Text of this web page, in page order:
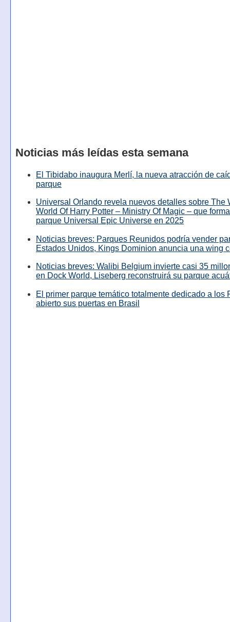
Noticias más leídas esta semana
El Tibidabo inaugura Merlí, la nueva atracción de
parque
Universal Orlando revela nuevos detalles sobre The
World Of Harry Potter – Ministry Of Magic – que
parque Universal Epic Universe en 2025
Noticias breves: Parques Reunidos podría vender
Estados Unidos, Kings Dominion anuncia una wing
Noticias breves: Walibi Belgium invierte casi 35
en Dock World, Liseberg reconstruirá su parque
El primer parque temático totalmente dedicado a los
abierto sus puertas en Brasil